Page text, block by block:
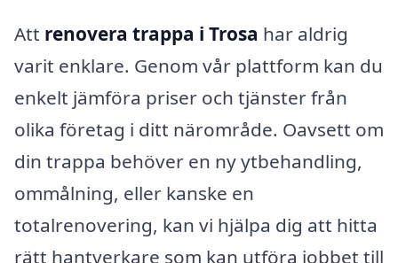
Att renovera trappa i Trosa har aldrig
varit enklare. Genom vår plattform kan du
enkelt jämföra priser och tjänster från
olika företag i ditt närområde. Oavsett om
din trappa behöver en ny ytbehandling,
ommålning, eller kanske en
totalrenovering, kan vi hjälpa dig att hitta
rätt hantverkare som kan utföra jobbet till